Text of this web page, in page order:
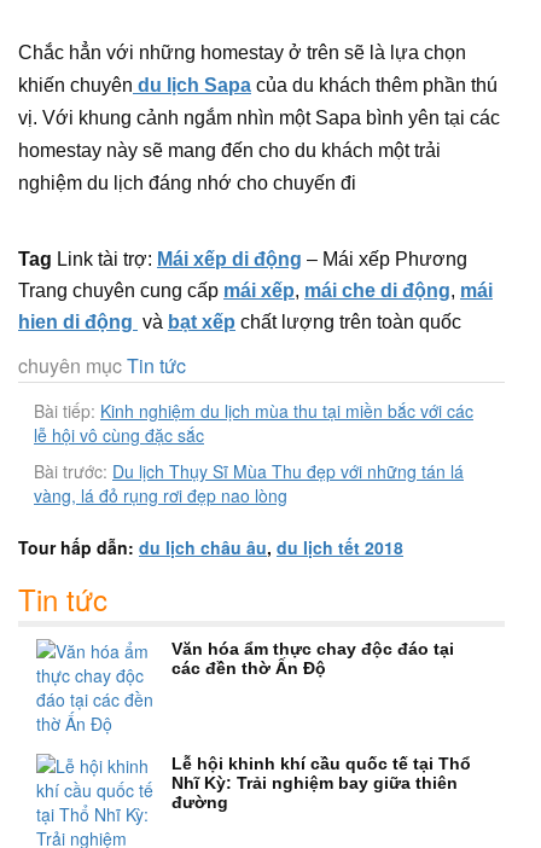
Chắc hẳn với những homestay ở trên sẽ là lựa chọn
khiến chuyên du lịch Sapa của du khách thêm phần thú
vị. Với khung cảnh ngắm nhìn một Sapa bình yên tại các
homestay này sẽ mang đến cho du khách một trải
nghiệm du lịch đáng nhớ cho chuyến đi
Tag Link tài trợ: Mái xếp di động – Mái xếp Phương
Trang chuyên cung cấp mái xếp, mái che di động, mái
hien di động và bạt xếp chất lượng trên toàn quốc
chuyên mụcTin tức
Bài tiếp: Kinh nghiệm du lịch mùa thu tại miền bắc với các
lễ hội vô cùng đặc sắc
Bài trước: Du lịch Thụy Sĩ Mùa Thu đẹp với những tán lá
vàng, lá đỏ rụng rơi đẹp nao lòng
Tour hấp dẫn: du lịch châu âu, du lịch tết 2018
Tin tức
Văn hóa ẩm thực chay độc đáo tại
các đền thờ Ấn Độ
Lễ hội khinh khí cầu quốc tế tại Thổ
Nhĩ Kỳ: Trải nghiệm bay giữa thiên
đường